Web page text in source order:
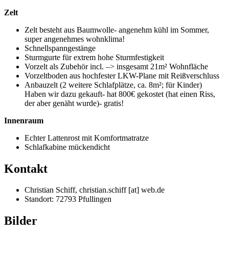
Zelt
Zelt besteht aus Baumwolle- angenehm kühl im Sommer,
super angenehmes wohnklima!
Schnellspanngestänge
Sturmgurte für extrem hohe Sturmfestigkeit
Vorzelt als Zubehör incl. –> insgesamt 21m² Wohnfläche
Vorzeltboden aus hochfester LKW-Plane mit Reißverschluss
Anbauzelt (2 weitere Schlafplätze, ca. 8m²; für Kinder)
Haben wir dazu gekauft- hat 800€ gekostet (hat einen Riss,
der aber genäht wurde)- gratis!
Innenraum
Echter Lattenrost mit Komfortmatratze
Schlafkabine mückendicht
Kontakt
Christian Schiff, christian.schiff [at] web.de
Standort: 72793 Pfullingen
Bilder